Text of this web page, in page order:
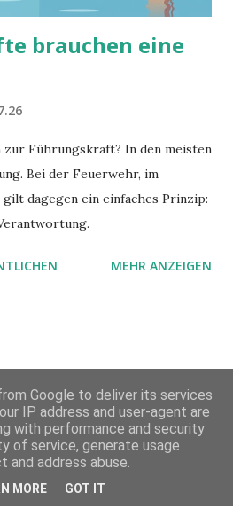
brauchen eine
Führungskraft? In den meisten
Bei der Feuerwehr, im
dagegen ein einfaches Prinzip:
MEHR ANZEIGEN
by Blogger
Google to deliver its services
IP address and user-agent are
with performance and security
of service, generate usage
address abuse.
MORE GOT IT